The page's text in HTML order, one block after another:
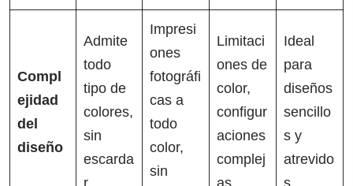
Compl
ejidad
del
diseño
Admite
todo
tipo de
colores,
sin
escarda
Impresi
ones
fotográfi
cas a
todo
color,
sin
Limitaci
ones de
color,
configur
aciones
complej
Ideal
para
diseños
sencillo
s y
atrevido